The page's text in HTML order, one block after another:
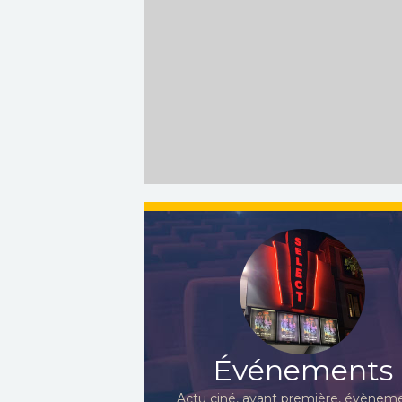
Événements
Actu ciné, avant première,